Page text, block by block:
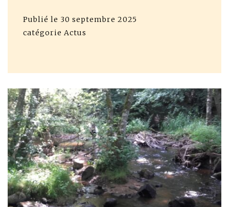
Publié le 30 septembre 2025
catégorie Actus